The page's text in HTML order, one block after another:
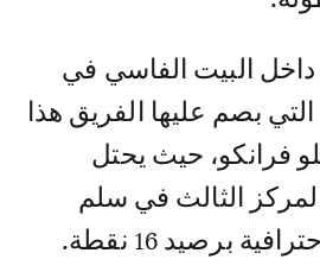
داخل البيت الفاسي في
التي بصم عليها الفريق هذا
فرانكو، حيث يحتل
الثالث في سلم
برصيد 16 نقطة.